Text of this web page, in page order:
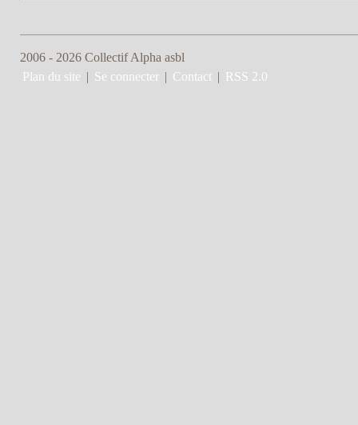
2006 - 2026 Collectif Alpha asbl
Plan du site | Se connecter | Contact | RSS 2.0